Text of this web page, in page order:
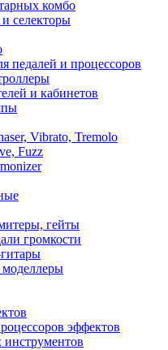
комбо
селекторы
педалей и процессоров
и кабинетов
Vibrato, Tremolo
Fuzz
гейты
громкости
эффектов
инструментов